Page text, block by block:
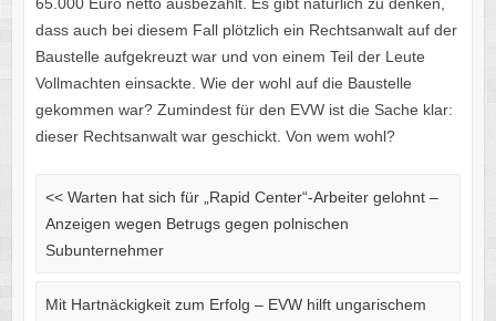
65.000 Euro netto ausbezahlt. Es gibt natürlich zu denken,
dass auch bei diesem Fall plötzlich ein Rechtsanwalt auf der
Baustelle aufgekreuzt war und von einem Teil der Leute
Vollmachten einsackte. Wie der wohl auf die Baustelle
gekommen war? Zumindest für den EVW ist die Sache klar:
dieser Rechtsanwalt war geschickt. Von wem wohl?
<<Warten hat sich für „Rapid Center“-Arbeiter gelohnt –
Anzeigen wegen Betrugs gegen polnischen
Subunternehmer
Mit Hartnäckigkeit zum Erfolg – EVW hilft ungarischem